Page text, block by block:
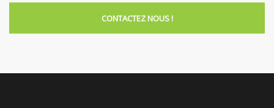
CONTACTEZ NOUS !